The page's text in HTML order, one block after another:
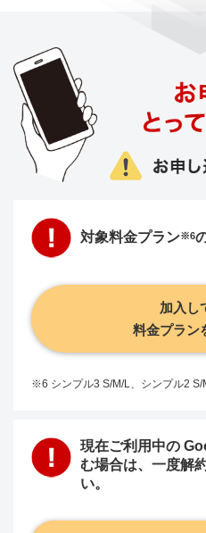
対象料金プラン※6
加入し
料金プラン
※6 シンプル3 S/M/L、シンプル2 S/
現在ご利用中の
む場合は、一度解
い。